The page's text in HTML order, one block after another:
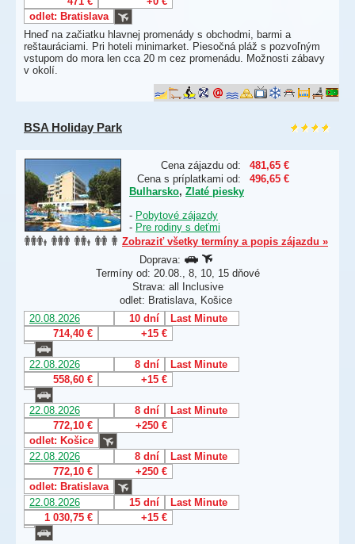
odlet: Bratislava
Hneď na začiatku hlavnej promenády s obchodmi, barmi a
reštauráciami. Pri hoteli minimarket. Piesočná pláž s pozvoľným
vstupom do mora len cca 20 m cez promenádu. Možnosti zábavy
v okolí.
BSA Holiday Park
Cena zájazdu od:
481,65 €
Cena s príplatkami od:
496,65 €
Bulharsko, Zlaté piesky
- Pobytové zájazdy
- Pre rodiny s deťmi
Zobraziť všetky termíny a popis zájazdu »
Doprava:
Termíny od: 20.08., 8, 10, 15 dňové
Strava: all Inclusive
odlet: Bratislava, Košice
20.08.2026
10 dní
Last Minute
714,40 €
+15 €
22.08.2026 8 dní
Last Minute
558,60 €
+15 €
22.08.2026 8 dní
Last Minute
772,10 €
+250 €
odlet: Košice
22.08.2026
8 dní
Last Minute
772,10 €
+250 €
odlet: Bratislava
22.08.2026
15 dní
Last Minute
1 030,75 €
+15 €